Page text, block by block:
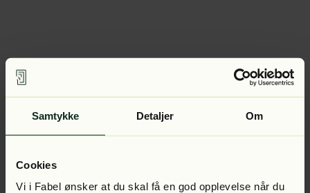
Samtykke Detaljer Om
Cookies
Vi i Fabel ønsker at du skal få en god opplevelse når du